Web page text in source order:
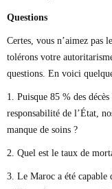
Questions
Certes, vous n’aimez pas
tolérons votre
questions. En voici
1. Puisque 85 % des
responsabilité de l’État,
manque de soins ?
2. Quel est le taux de
3. Le Maroc a été